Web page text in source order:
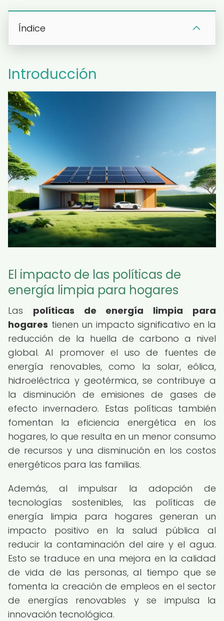
Índice
Introducción
El impacto de las políticas de
energía limpia para hogares
Las políticas de energía limpia para
hogares tienen un impacto significativo en la
reducción de la huella de carbono a nivel
global. Al promover el uso de fuentes de
energía renovables, como la solar, eólica,
hidroeléctrica y geotérmica, se contribuye a
la disminución de emisiones de gases de
efecto invernadero. Estas políticas también
fomentan la eficiencia energética en los
hogares, lo que resulta en un menor consumo
de recursos y una disminución en los costos
energéticos para las familias.
Además, al impulsar la adopción de
tecnologías sostenibles, las políticas de
energía limpia para hogares generan un
impacto positivo en la salud pública al
reducir la contaminación del aire y el agua.
Esto se traduce en una mejora en la calidad
de vida de las personas, al tiempo que se
fomenta la creación de empleos en el sector
de energías renovables y se impulsa la
innovación tecnológica.